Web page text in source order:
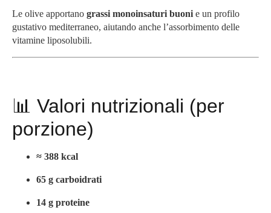
Le olive apportano grassi monoinsaturi buonie un profilo
gustativo mediterraneo, aiutando anche l’assorbimento delle
vitamine liposolubili.
📊 Valori nutrizionali (per
porzione)
≈ 388 kcal
65 g carboidrati
14 g proteine